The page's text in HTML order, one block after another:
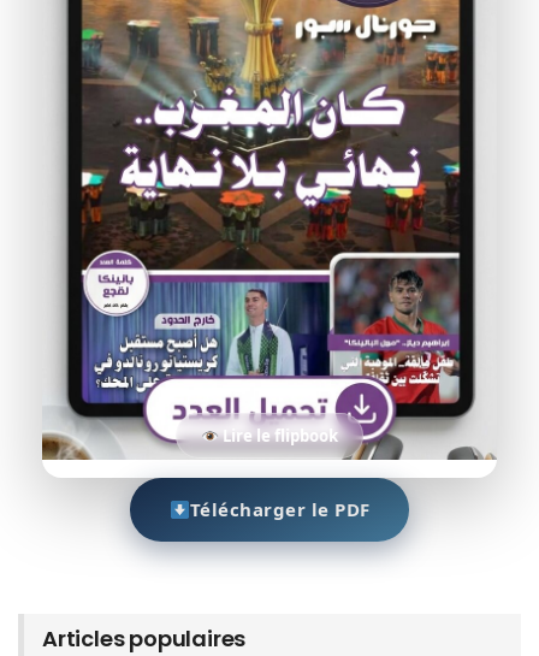
Lire le flipbook
Télécharger le PDF
Articles populaires